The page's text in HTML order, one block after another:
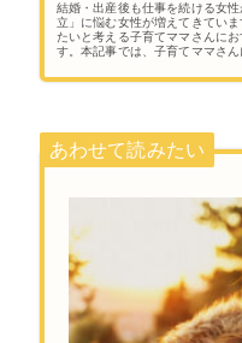
結婚・出産後も仕事を続ける女
立」に悩む女性が増えてきてい
たいと考える子育てママさんに
す。本記事では、子育てママさ
す。